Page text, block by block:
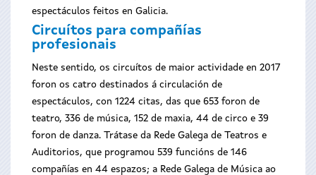
espectáculos feitos en Galicia.
Circuítos para compañías
profesionais
Neste sentido, os circuítos de maior actividade en 2017
foron os catro destinados á circulación de
espectáculos, con 1224 citas, das que 653 foron de
teatro, 336 de música, 152 de maxia, 44 de circo e 39
foron de danza. Trátase da Rede Galega de Teatros e
Auditorios, que programou 539 funcións de 146
compañías en 44 espazos; a Rede Galega de Música ao